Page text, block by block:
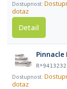
dotaz
Detail
Pinnacle
R*9413232
dotaz